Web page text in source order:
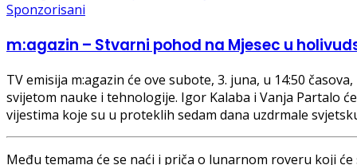
Sponzorisani
m:agazin – Stvarni pohod na Mjesec u
TV emisija m:agazin će ove subote, 3. juna, u 14:50
svijetom nauke i tehnologije. Igor Kalaba i Vanja Partalo
vijestima koje su u proteklih sedam dana uzdrmale
Među temama će se naći i priča o lunarnom roveru koji